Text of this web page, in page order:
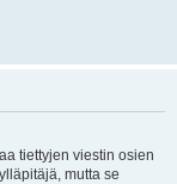
tiettyjen viestin osien
mutta se